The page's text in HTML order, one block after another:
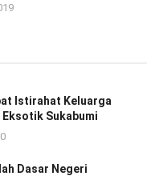
Istirahat Keluarga
Eksotik Sukabumi
Dasar Negeri